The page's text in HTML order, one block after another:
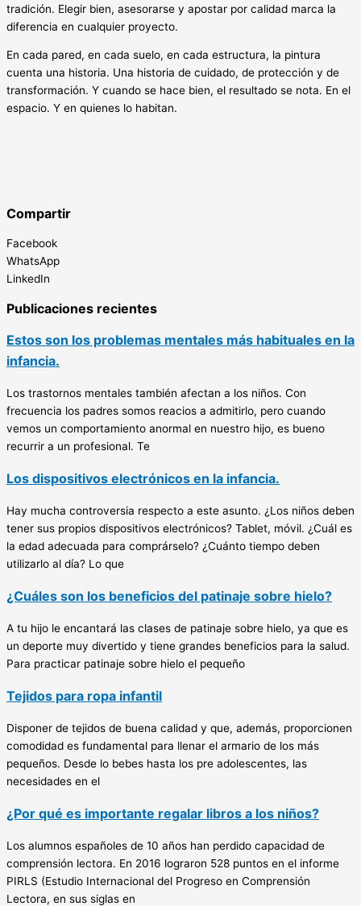
tradición. Elegir bien, asesorarse y apostar por calidad marca la
diferencia en cualquier proyecto.
En cada pared, en cada suelo, en cada estructura, la pintura
cuenta una historia. Una historia de cuidado, de protección y de
transformación. Y cuando se hace bien, el resultado se nota. En el
espacio. Y en quienes lo habitan.
Compartir
Facebook
WhatsApp
LinkedIn
Publicaciones recientes
Estos son los problemas mentales más habituales en la
infancia.
Los trastornos mentales también afectan a los niños. Con
frecuencia los padres somos reacios a admitirlo, pero cuando
vemos un comportamiento anormal en nuestro hijo, es bueno
recurrir a un profesional. Te
Los dispositivos electrónicos en la infancia.
Hay mucha controversia respecto a este asunto. ¿Los niños deben
tener sus propios dispositivos electrónicos? Tablet, móvil. ¿Cuál es
la edad adecuada para comprárselo? ¿Cuánto tiempo deben
utilizarlo al día? Lo que
¿Cuáles son los beneficios del patinaje sobre hielo?
A tu hijo le encantará las clases de patinaje sobre hielo, ya que es
un deporte muy divertido y tiene grandes beneficios para la salud.
Para practicar patinaje sobre hielo el pequeño
Tejidos para ropa infantil
Disponer de tejidos de buena calidad y que, además, proporcionen
comodidad es fundamental para llenar el armario de los más
pequeños. Desde lo bebes hasta los pre adolescentes, las
necesidades en el
¿Por qué es importante regalar libros a los niños?
Los alumnos españoles de 10 años han perdido capacidad de
comprensión lectora. En 2016 lograron 528 puntos en el informe
PIRLS (Estudio Internacional del Progreso en Comprensión
Lectora, en sus siglas en